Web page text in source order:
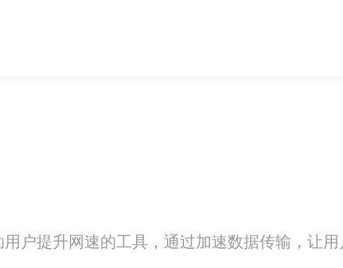
户提升网速的工具，通过加速数据传输，让